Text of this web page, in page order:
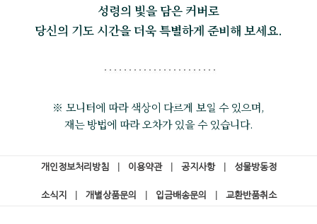
성령의 빛을 담은 커버로
당신의 기도 시간을 더욱 특별하게 준비해 보세요.
※ 모니터에 따라 색상이 다르게 보일 수 있으며,
재는 방법에 따라 오차가 있을 수 있습니다.
개인정보처리방침 이용약관 공지사항 성물방동정
소식지 개별상품문의 입금배송문의 교환반품취소